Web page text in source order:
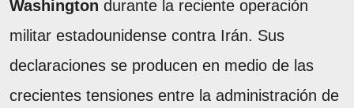
Washington durante la reciente operación
militar estadounidense contra Irán. Sus
declaraciones se producen en medio de las
crecientes tensiones entre la administración de